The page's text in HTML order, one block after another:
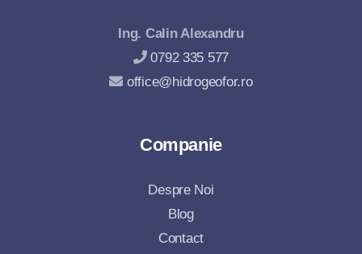
Ing. Calin Alexandru
0792 335 577
office@hidrogeofor.ro
Companie
Despre Noi
Blog
Contact